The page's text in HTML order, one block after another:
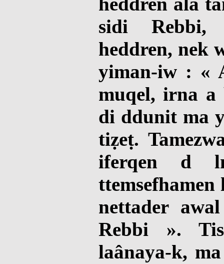
sidi
heddren, nek
yiman-iw : «
muqel, irna a
di ddunit ma
tiẓeṭ.
iferqen d
nettader
Rebbi ».
laânaya-k,